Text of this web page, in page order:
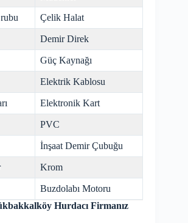
Çelik Halat
Demir Direk
Güç Kaynağı
Elektrik Kablosu
Elektronik Kart
PVC
İnşaat Demir Çubuğu
Krom
Buzdolabı Motoru
Hurdacı Firmanız